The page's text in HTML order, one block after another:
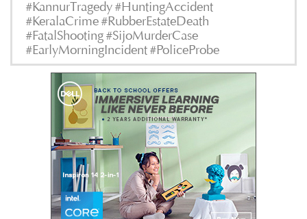
#KannurTragedy #HuntingAccident
#KeralaCrime #RubberEstateDeath
#FatalShooting #SijoMurderCase
#EarlyMorningIncident #PoliceProbe